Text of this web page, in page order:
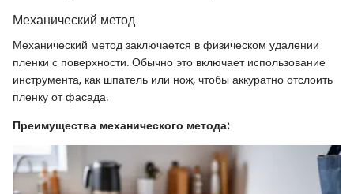
Механический метод
Механический метод заключается в физическом удалении
пленки с поверхности. Обычно это включает использование
инструмента, как шпатель или нож, чтобы аккуратно отслоить
пленку от фасада.
Преимущества механического метода: